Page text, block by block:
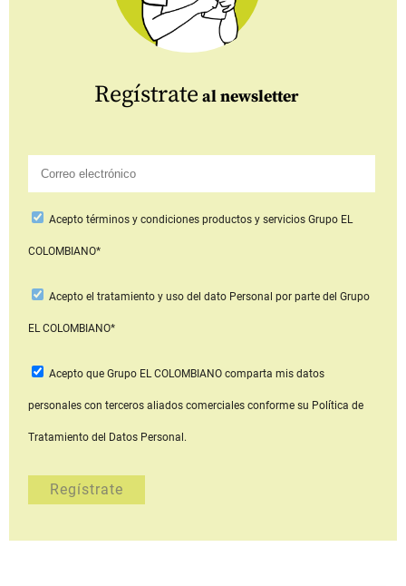
Regístrate al newsletter
Aceptotérminos y condiciones productos y serviciosGrupo EL
COLOMBIANO*
Acepto el tratamiento y uso del dato Personal por parte del Grupo
EL COLOMBIANO*
Acepto que Grupo EL COLOMBIANOcomparta mis datos
personales con terceros aliados comerciales conforme su Política de
Tratamiento del Datos Personal.